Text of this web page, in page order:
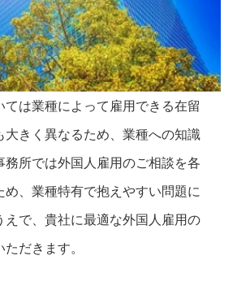
は業種によって雇用できる在留
大きく異なるため、業種への知識
務所では外国人雇用のご相談を各
め、業種特有で抱えやすい問題に
えで、貴社に最適な外国人雇用の
だきます。